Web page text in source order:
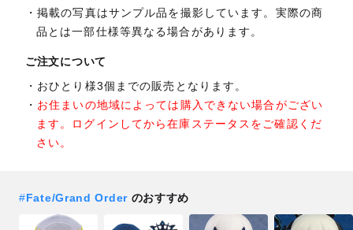
掲載の写真はサンプル品を撮影しています。実際の商
品とは一部仕様等異なる場合があります。
ご注文について
おひとり様3個までの販売となります。
お住まいの地域によっては購入できない場合がござい
ます。ログインしてから在庫ステータスをご確認くだ
さい。
#Fate/Grand Orderのおすすめ